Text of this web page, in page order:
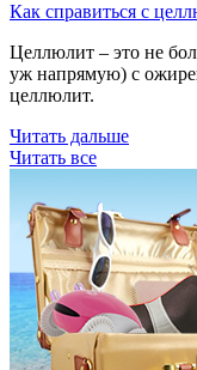
Как справиться с
Целлюлит – это не
уж напрямую) с
целлюлит.
Читать дальше
Читать все